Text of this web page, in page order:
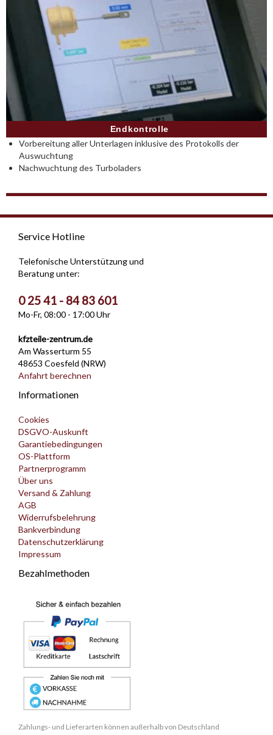
Endkontrolle
Vorbereitung aller Unterlagen inklusive des Protokolls der
Auswuchtung
Nachwuchtung des Turboladers
Service Hotline
Telefonische Unterstützung und
Beratung unter:
0 25 41 - 84 83 601
Mo-Fr, 08:00 - 17:00 Uhr
kfzteile-zentrum.de
Am Wasserturm 55
48653 Coesfeld (NRW)
Anfahrt berechnen
Informationen
Cookies
DSGVO-Auskunft
Garantiebedingungen
OS-Plattform
Partnerprogramm
Über uns
Versand & Zahlung
AGB
Widerrufsbelehrung
Bankverbindung
Datenschutzerklärung
Impressum
Bezahlmethoden
Zahlungs- und Lieferarten können außerhalb von Deutschland